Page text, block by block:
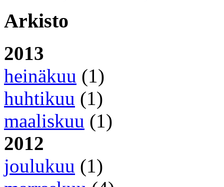
Arkisto
2013
heinäkuu (1)
huhtikuu (1)
maaliskuu (1)
2012
joulukuu (1)